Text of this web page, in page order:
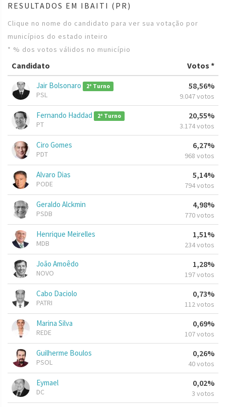
RESULTADOS EM IBAITI (PR)
Clique no nome do candidato para ver sua votação por
municípios do estado inteiro
* % dos votos válidos no município
Candidato Votos *
Jair Bolsonaro 2º Turno
PSL
58,56%
9.047 votos
Fernando Haddad 2º Turno
PT
20,55%
3.174 votos
Ciro Gomes
PDT
6,27%
968 votos
Alvaro Dias
PODE
5,14%
794 votos
Geraldo Alckmin
PSDB
4,98%
770 votos
Henrique Meirelles
MDB
1,51%
234 votos
João Amoêdo
NOVO
1,28%
197 votos
Cabo Daciolo
PATRI
0,73%
112 votos
Marina Silva
REDE
0,69%
107 votos
Guilherme Boulos
PSOL
0,26%
40 votos
Eymael
DC
0,02%
3 votos